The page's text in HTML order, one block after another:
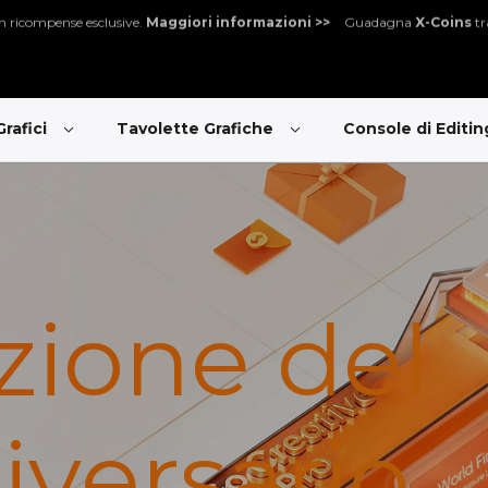
Maggiori informazioni >> Guadagna X-Coinstramite
Tavolette Grafiche Console di
del